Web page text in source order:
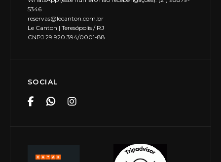
5346
reservas@lecanton.com.br
Le Canton | Teresópolis / RJ
CNPJ 29.920.394/0001-88
SOCIAL